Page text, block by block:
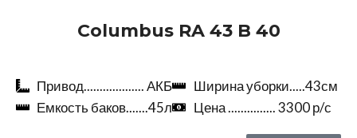
Columbus RA 43 B 40
Привод................... АКБ
Ширина уборки.....43см
Емкость баков.......45л
Цена ............... 3300 р/с